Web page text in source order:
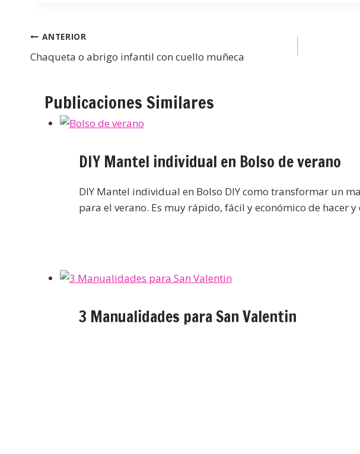
ANTERIOR
Chaqueta o abrigo infantil con cuello muñeca
Publicaciones Similares
DIY Mantel individual en Bolso de verano
DIY Mantel individual en Bolso DIY como transformar un
para el verano. Es muy rápido, fácil y económico de hacer
3 Manualidades para San Valentin